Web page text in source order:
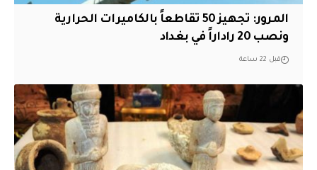
المرور: تجهيز 50 تقاطعاً بالكاميرات الحرارية
ونصب 20 راداراً في بغداد
قبل 22 ساعة